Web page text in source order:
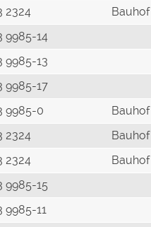
2324 Bauhof
9985-14
9985-13
9985-17
9985-0 Bauhof
2324 Bauhof
2324 Bauhof
9985-15
9985-11